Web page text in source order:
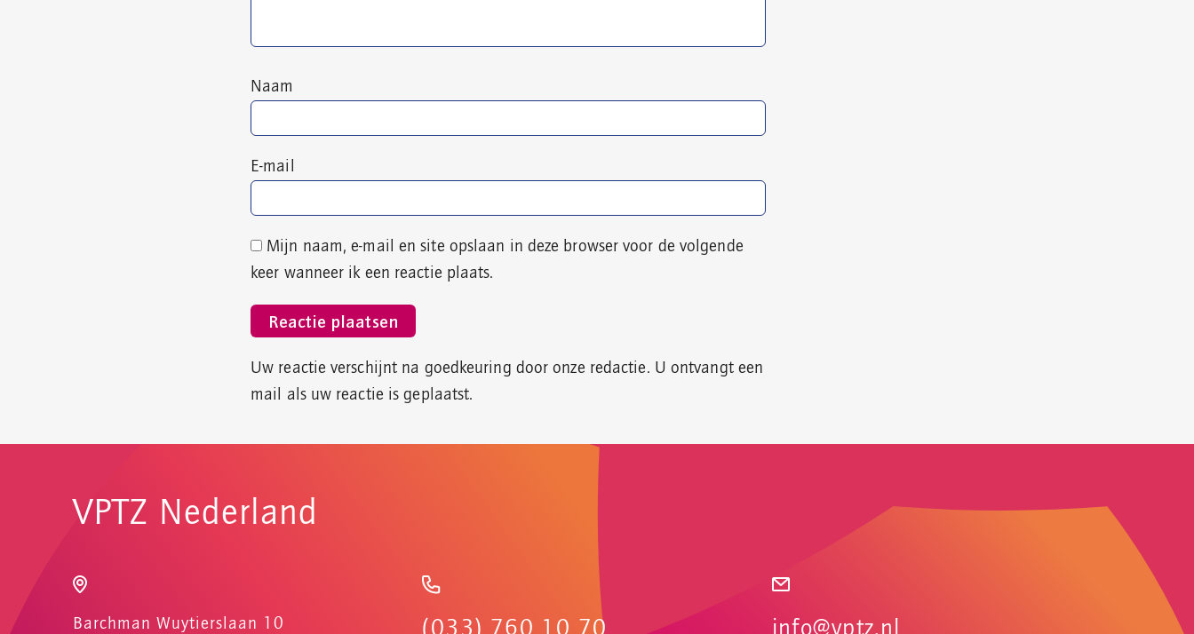
Naam
E-mail
Mijn naam, e-mail en site opslaan in deze browser voor de volgende
keer wanneer ik een reactie plaats.
Uw reactie verschijnt na goedkeuring door onze redactie. U ontvangt een
mail als uw reactie is geplaatst.
VPTZ Nederland
Barchman Wuytierslaan 10 (033) 760 10 70 info@vptz.nl